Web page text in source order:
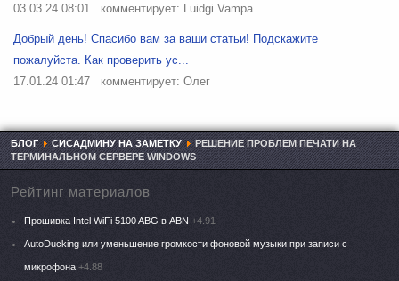
03.03.24 08:01
комментирует: Luidgi Vampa
Добрый день! Спасибо вам за ваши статьи! Подскажите
пожалуйста. Как проверить ус...
17.01.24 01:47 комментирует: Олег
БЛОГ СИСАДМИНУ НА ЗАМЕТКУ
РЕШЕНИЕ ПРОБЛЕМ ПЕЧАТИ НА
ТЕРМИНАЛЬНОМ СЕРВЕРЕ WINDOWS
Рейтинг материалов
Прошивка Intel WiFi 5100 ABG в ABN +4.91
AutoDucking или уменьшение громкости фоновой музыки при записи с
микрофона +4.88